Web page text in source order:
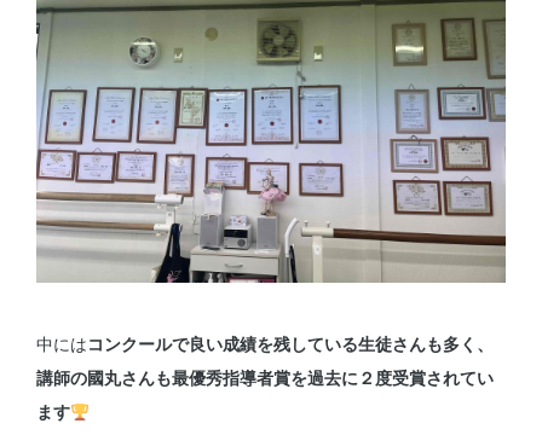
中にはコンクールで良い成績を残している生徒さんも多く、
講師の國丸さんも最優秀指導者賞を過去に２度受賞されてい
ます